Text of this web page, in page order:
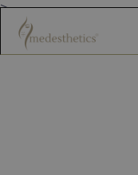
>